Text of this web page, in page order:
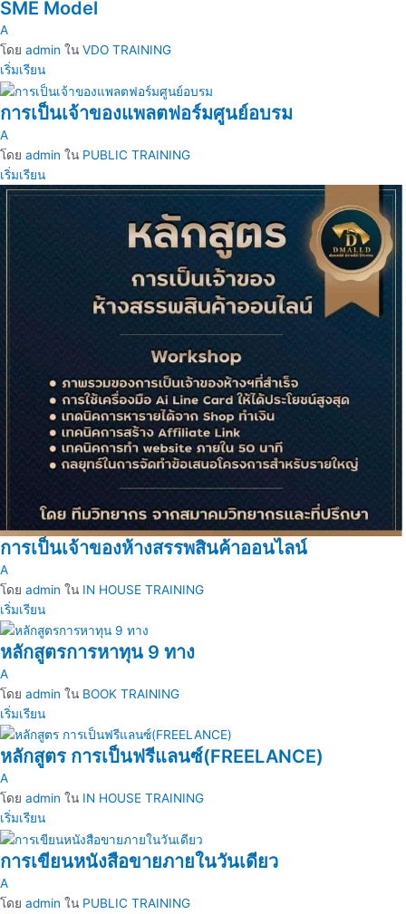
SME Model
A
โดย admin ใน VDO TRAINING
เริ่มเรียน
การเป็นเจ้าของแพลตฟอร์มศูนย์อบรม
A
โดย admin ใน PUBLIC TRAINING
เริ่มเรียน
การเป็นเจ้าของห้างสรรพสินค้าออนไลน์
A
โดย admin ใน IN HOUSE TRAINING
เริ่มเรียน
หลักสูตรการหาทุน 9 ทาง
A
โดย admin ใน BOOK TRAINING
เริ่มเรียน
หลักสูตร การเป็นฟรีแลนซ์(FREELANCE)
A
โดย admin ใน IN HOUSE TRAINING
เริ่มเรียน
การเขียนหนังสือขายภายในวันเดียว
A
โดย admin ใน PUBLIC TRAINING